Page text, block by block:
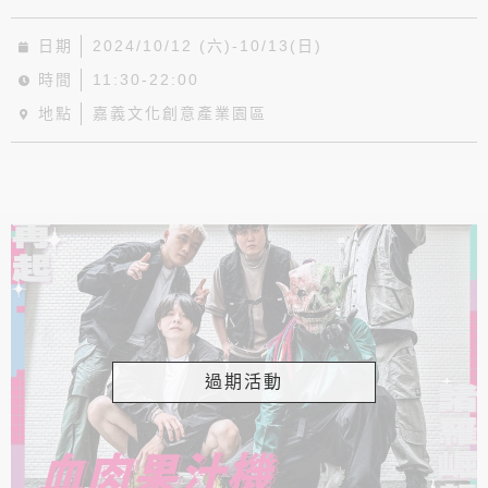
日期
2024/10/12 (六)-10/13(日)
時間
11:30-22:00
地點
嘉義文化創意產業園區
過期活動